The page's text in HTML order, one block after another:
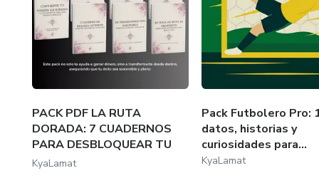
🔹 Cómo accionar desde la
Lo harás a través de
Grabovoi y herramientas
Todo en un lenguaje
PACK PDF LA RUTA
DORADA: 7 CUADERNOS
PARA DESBLOQUEAR TU
ABU...
KyaLamat
Pack Futbolero Pro:
datos, historias y
curiosidades para...
KyaLamat